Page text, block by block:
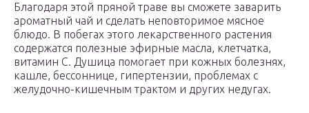
Благодаря этой пряной траве вы сможете заварить
ароматный чай и сделать неповторимое мясное
блюдо. В побегах этого лекарственного растения
содержатся полезные эфирные масла, клетчатка,
витамин С. Душица помогает при кожных болезнях,
кашле, бессоннице, гипертензии, проблемах с
желудочно-кишечным трактом и других недугах.